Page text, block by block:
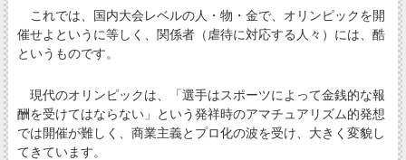
これでは、国内大会レベルの人・物・金で、オリンピックを開
催せよというに等しく、関係者（虐待に対応する人々）には、酷
というものです。
現代のオリンピックは、「選手はスポーツによって金銭的な報
酬を受けてはならない」という発祥時のアマチュアリズム的発想
では開催が難しく、商業主義とプロ化の波を受け、大きく変貌し
てきています。